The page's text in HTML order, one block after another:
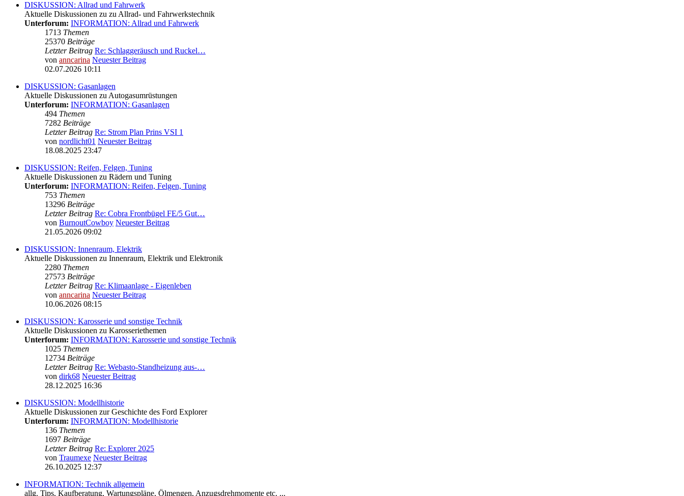
DISKUSSION: Allrad und Fahrwerk
Aktuelle Diskussionen zu zu Allrad- und Fahrwerkstechnik
Unterforum: INFORMATION: Allrad und Fahrwerk
1713 Themen
25370 Beiträge
Letzter Beitrag Re: Schlaggeräusch und Ruckel…
von anncarina Neuester Beitrag
02.07.2026 10:11
DISKUSSION: Gasanlagen
Aktuelle Diskussionen zu Autogasumrüstungen
Unterforum: INFORMATION: Gasanlagen
494 Themen
7282 Beiträge
Letzter Beitrag Re: Strom Plan Prins VSI 1
von nordlicht01 Neuester Beitrag
18.08.2025 23:47
DISKUSSION: Reifen, Felgen, Tuning
Aktuelle Diskussionen zu Rädern und Tuning
Unterforum: INFORMATION: Reifen, Felgen, Tuning
753 Themen
13296 Beiträge
Letzter Beitrag Re: Cobra Frontbügel FE/5 Gut…
von BurnoutCowboy Neuester Beitrag
21.05.2026 09:02
DISKUSSION: Innenraum, Elektrik
Aktuelle Diskussionen zu Innenraum, Elektrik und Elektronik
2280 Themen
27573 Beiträge
Letzter Beitrag Re: Klimaanlage - Eigenleben
von anncarina Neuester Beitrag
10.06.2026 08:15
DISKUSSION: Karosserie und sonstige Technik
Aktuelle Diskussionen zu Karosseriethemen
Unterforum: INFORMATION: Karosserie und sonstige Technik
1025 Themen
12734 Beiträge
Letzter Beitrag Re: Webasto-Standheizung aus-…
von dirk68 Neuester Beitrag
28.12.2025 16:36
DISKUSSION: Modellhistorie
Aktuelle Diskussionen zur Geschichte des Ford Explorer
Unterforum: INFORMATION: Modellhistorie
136 Themen
1697 Beiträge
Letzter Beitrag Re: Explorer 2025
von Traumexe Neuester Beitrag
26.10.2025 12:37
INFORMATION: Technik allgemein
allg. Tips, Kaufberatung, Wartungspläne, Ölmengen, Anzugsdrehmomente etc. ...